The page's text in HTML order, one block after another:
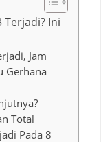
Terjadi? Ini
Jam
Gerhana
Total
Pada 8